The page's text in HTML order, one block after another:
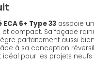
6+ Type 33 associe
compact. Sa façade
parfaitement aussi
à sa conception
pour les projets